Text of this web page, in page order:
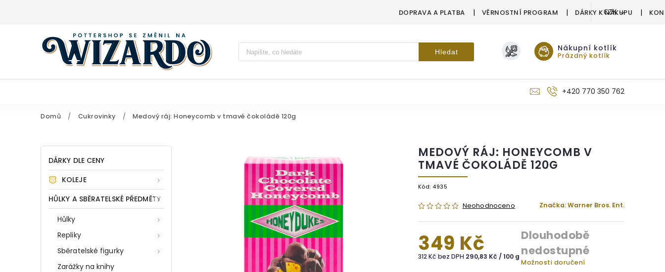
DOPRAVA A PLATBA VĚRNOSTNÍ PROGRAM DÁRKY K NÁKUPU
CZK
Vyhledávání Hledat Nákupní kotlík
Prázdný kotlík
+420 770 350 762
Domů / Cukrovinky / Medový ráj: Honeycomb v tmavé čokoládě 120g
DÁRKY DLE CENY
KOLEJE
HŮLKY A SBĚRATELSKÉ PŘEDMĚTY
Hůlky
Repliky
Sběratelské figurky
Zarážky na knihy
MEDOVÝ RÁJ: HONEYCOMB V
TMAVÉ ČOKOLÁDĚ 120G
Kód: 4935
Neohodnoceno Značka:Warner Bros. Ent.
349 Kč
312 Kč bez DPH 290,83 Kč / 100 g
Dlouhodobě
nedostupné
Možnosti doručení